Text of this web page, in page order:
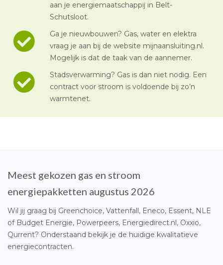
aan je energiemaatschappij in Belt-
Schutsloot.
Ga je nieuwbouwen? Gas, water en elektra
vraag je aan bij de website mijnaansluiting.nl.
Mogelijk is dat de taak van de aannemer.
Stadsverwarming? Gas is dan niet nodig. Een
contract voor stroom is voldoende bij zo’n
warmtenet.
Meest gekozen gas en stroom
energiepakketten augustus 2026
Wil jij graag bij Greenchoice, Vattenfall, Eneco, Essent, NLE
of Budget Energie, Powerpeers, Energiedirect.nl, Oxxio,
Qurrent? Onderstaand bekijk je de huidige kwalitatieve
energiecontracten.